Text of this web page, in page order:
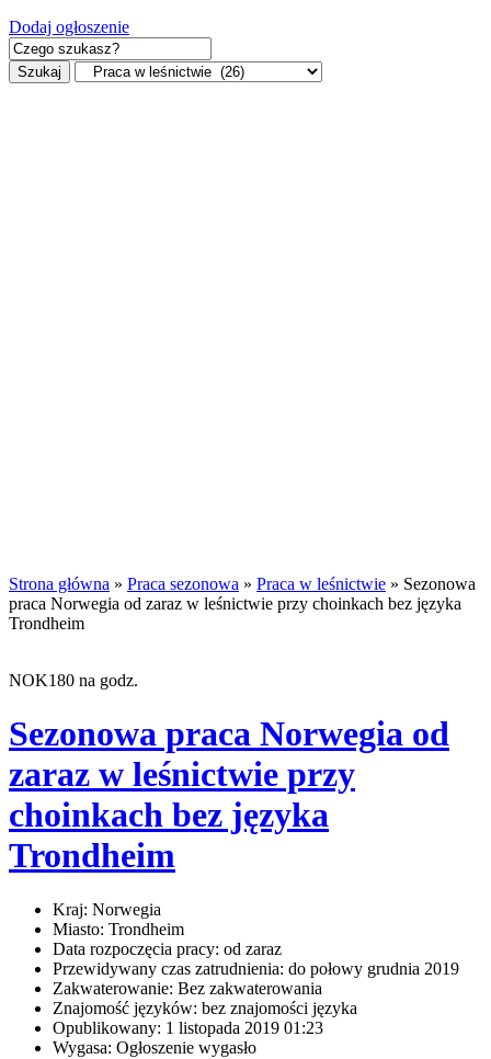
Dodaj ogłoszenie
Szukaj
Strona główna » Praca sezonowa » Praca w leśnictwie » Sezonowa
praca Norwegia od zaraz w leśnictwie przy choinkach bez języka
Trondheim
NOK180 na godz.
Sezonowa praca Norwegia od
zaraz w leśnictwie przy
choinkach bez języka
Trondheim
Kraj: Norwegia
Miasto: Trondheim
Data rozpoczęcia pracy: od zaraz
Przewidywany czas zatrudnienia: do połowy grudnia 2019
Zakwaterowanie: Bez zakwaterowania
Znajomość języków: bez znajomości języka
Opublikowany: 1 listopada 2019 01:23
Wygasa: Ogłoszenie wygasło